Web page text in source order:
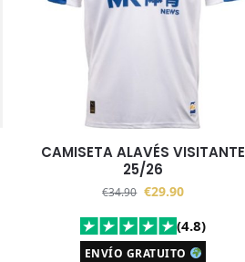
CAMISETA ALAVÉS VISITANTE
25/26
€34.90 €29.90
(4.8)
ENVÍO GRATUITO